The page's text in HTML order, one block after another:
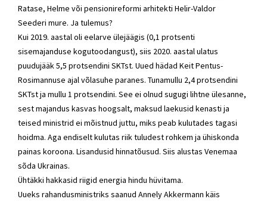
Ratase, Helme või pensionireformi arhitekti Helir-Valdor
Seederi mure. Ja tulemus?
Kui 2019. aastal oli eelarve ülejäägis (0,1 protsenti
sisemajanduse kogutoodangust), siis 2020. aastal ulatus
puudujääk 5,5 protsendini SKTst. Uued hädad Keit Pentus-
Rosimannuse ajal võlasuhe paranes. Tunamullu 2,4 protsendini
SKTst ja mullu 1 protsendini. See ei olnud sugugi lihtne ülesanne,
sest majandus kasvas hoogsalt, maksud laekusid kenasti ja
teised ministrid ei mõistnud juttu, miks peab kulutades tagasi
hoidma. Aga endiselt kulutas riik tuludest rohkem ja ühiskonda
painas koroona. Lisandusid hinnatõusud. Siis alustas Venemaa
sõda Ukrainas.
Ühtäkki hakkasid riigid energia hindu hüvitama.
Uueks rahandusministriks saanud Annely Akkermann käis